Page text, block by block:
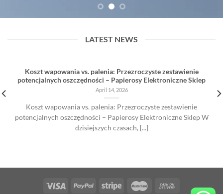
LATEST NEWS
Koszt wapowania vs. palenia: Przezroczyste zestawienie
potencjalnych oszczędności – Papierosy Elektroniczne Sklep
April 14, 2026
Koszt wapowania vs. palenia: Przezroczyste zestawienie
potencjalnych oszczędności – Papierosy Elektroniczne Sklep W
dzisiejszych czasach, [...]